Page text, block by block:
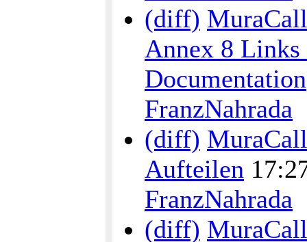
(diff)
Annex 8 Links
Documentation
FranzNahrada
(diff)
Aufteilen
FranzNahrada
(diff)